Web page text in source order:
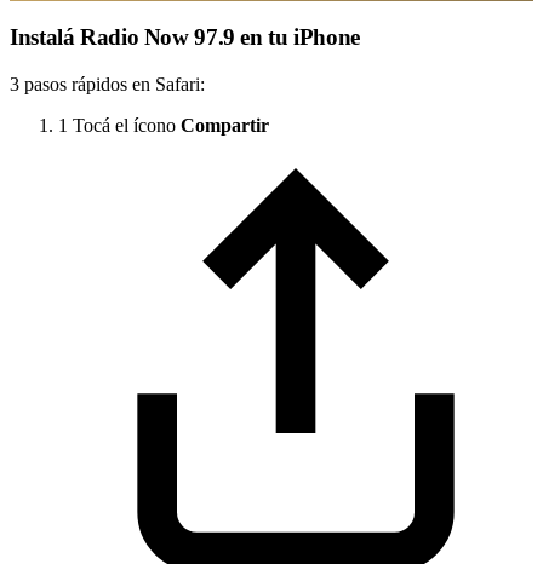
Instalá Radio Now 97.9 en tu iPhone
3 pasos rápidos en Safari:
1 Tocá el ícono Compartir